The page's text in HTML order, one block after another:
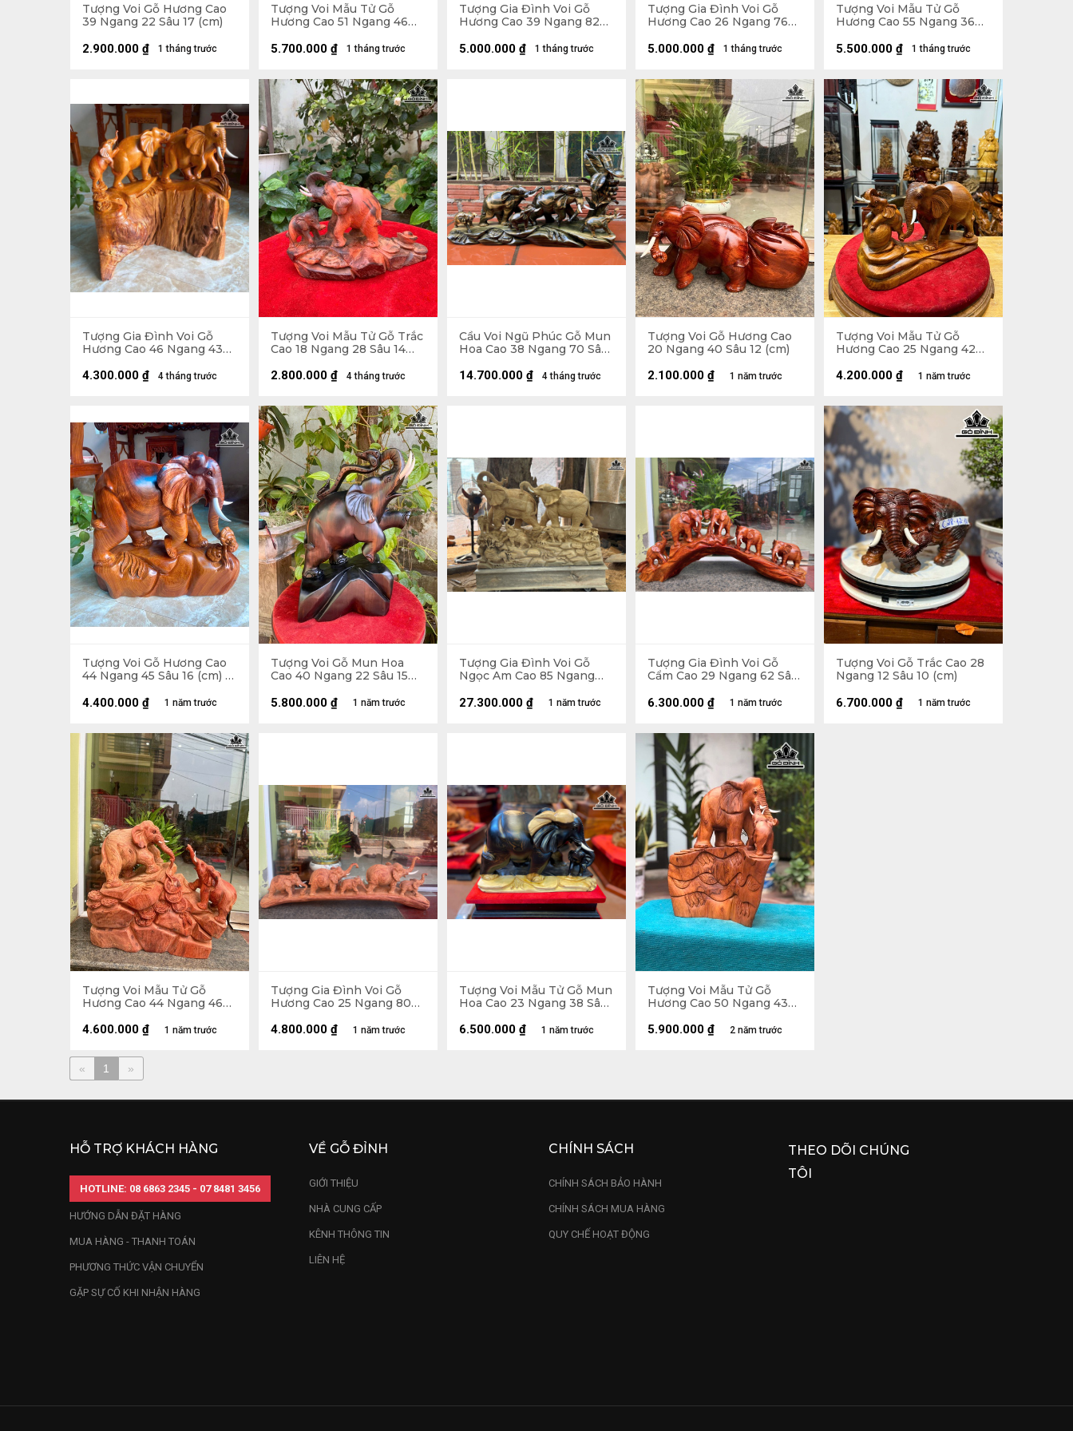
Tượng Voi Gỗ Hương Cao
39 Ngang 22 Sâu 17 (cm)
1 tháng trước
2.900.000 ₫
Tượng Voi Mẫu Tử Gỗ
Hương Cao 51 Ngang 46
1 tháng trước
5.700.000 ₫
Tượng Gia Đình Voi Gỗ
Hương Cao 39 Ngang 82
1 tháng trước
5.000.000 ₫
Tượng Gia Đình Voi Gỗ
Hương Cao 26 Ngang 76
1 tháng trước
5.000.000 ₫
Tượng Voi Mẫu Tử Gỗ
Hương Cao 55 Ngang 36
1 tháng trước
5.500.000 ₫
Tượng Gia Đình Voi Gỗ
Hương Cao 46 Ngang 43
4 tháng trước
4.300.000 ₫
Tượng Voi Mẫu Tử Gỗ Trắc
Cao 18 Ngang 28 Sâu 14
4 tháng trước
2.800.000 ₫
Cầu Voi Ngũ Phúc Gỗ Mun
Hoa Cao 38 Ngang 70 Sâu
4 tháng trước
14.700.000 ₫
Tượng Voi Gỗ Hương Cao
20 Ngang 40 Sâu 12 (cm)
1 năm trước
2.100.000 ₫
Tượng Voi Mẫu Tử Gỗ
Hương Cao 25 Ngang 42
1 năm trước
4.200.000 ₫
Tượng Voi Gỗ Hương Cao
44 Ngang 45 Sâu 16 (cm) -
1 năm trước
4.400.000 ₫
Tượng Voi Gỗ Mun Hoa
Cao 40 Ngang 22 Sâu 15
1 năm trước
5.800.000 ₫
Tượng Gia Đình Voi Gỗ
Ngọc Am Cao 85 Ngang
Cao 103 ( cm)
1 năm trước
27.300.000 ₫
Tượng Gia Đình Voi Gỗ
Cẩm Cao 29 Ngang 62 Sâu
1 năm trước
6.300.000 ₫
Tượng Voi Gỗ Trắc Cao 28
Ngang 12 Sâu 10 (cm)
1 năm trước
6.700.000 ₫
Tượng Voi Mẫu Tử Gỗ
Hương Cao 44 Ngang 46
1 năm trước
4.600.000 ₫
Tượng Gia Đình Voi Gỗ
Hương Cao 25 Ngang 80
1 năm trước
4.800.000 ₫
Tượng Voi Mẫu Tử Gỗ Mun
Hoa Cao 23 Ngang 38 Sâu
1 năm trước
6.500.000 ₫
Tượng Voi Mẫu Tử Gỗ
Hương Cao 50 Ngang 43
2 năm trước
5.900.000 ₫
« 1 »
HỖ TRỢ KHÁCH HÀNG
HOTLINE: 08 6863 2345 - 07 8481 3456
HƯỚNG DẪN ĐẶT HÀNG
MUA HÀNG - THANH TOÁN
PHƯƠNG THỨC VẬN CHUYỂN
GẶP SỰ CỐ KHI NHẬN HÀNG
VỀ GỖ ĐỈNH
GIỚI THIỆU
NHÀ CUNG CẤP
KÊNH THÔNG TIN
LIÊN HỆ
CHÍNH SÁCH
CHÍNH SÁCH BẢO HÀNH
CHÍNH SÁCH MUA HÀNG
QUY CHẾ HOẠT ĐỘNG
THEO DÕI CHÚNG
TÔI